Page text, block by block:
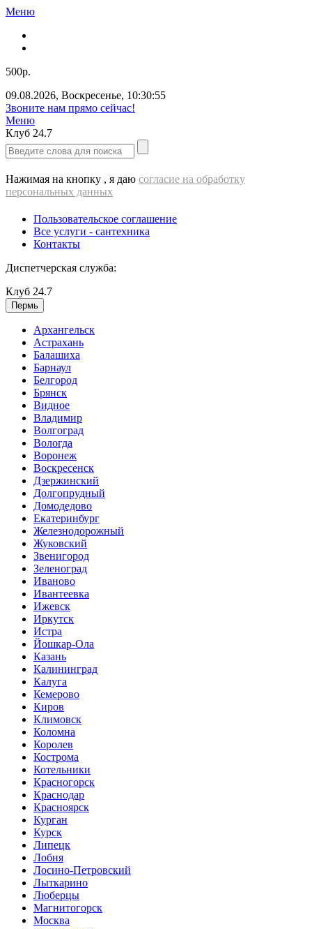
Меню
500р.
09.08.2026, Воскресенье, 10:30:56
Звоните нам прямо сейчас!
Меню
Клуб 24.7
Нажимая на кнопку , я даю согласие на обработку
персональных данных
Пользовательское соглашение
Все услуги - cантехника
Контакты
Диспетчерская служба:
Клуб 24.7
Пермь
Архангельск
Астрахань
Балашиха
Барнаул
Белгород
Брянск
Видное
Владимир
Волгоград
Вологда
Воронеж
Воскресенск
Дзержинский
Долгопрудный
Домодедово
Екатеринбург
Железнодорожный
Жуковский
Звенигород
Зеленоград
Иваново
Ивантеевка
Ижевск
Иркутск
Истра
Йошкар-Ола
Казань
Калининград
Калуга
Кемерово
Киров
Климовск
Коломна
Королев
Кострома
Котельники
Красногорск
Краснодар
Красноярск
Курган
Курск
Липецк
Лобня
Лосино-Петровский
Лыткарино
Люберцы
Магнитогорск
Москва